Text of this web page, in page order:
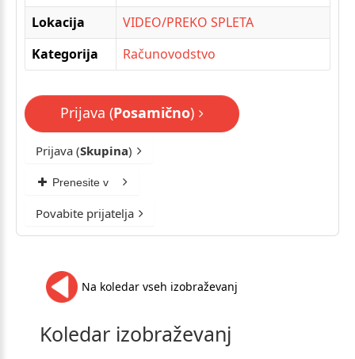
Lokacija
VIDEO/PREKO SPLETA
Kategorija
Računovodstvo
Prijava (Posamično)
Prijava (Skupina)
Prenesite v
Povabite prijatelja
Na koledar vseh izobraževanj
Koledar izobraževanj